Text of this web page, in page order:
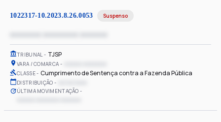
1022317-10.2023.8.26.0053 Suspenso
TRIBUNAL TJSP
VARA / COMARCA
CLASSE Cumprimento de Sentença contra a Fazenda Pública
DISTRIBUIÇÃO
ÚLTIMA MOVIMENTAÇÃO